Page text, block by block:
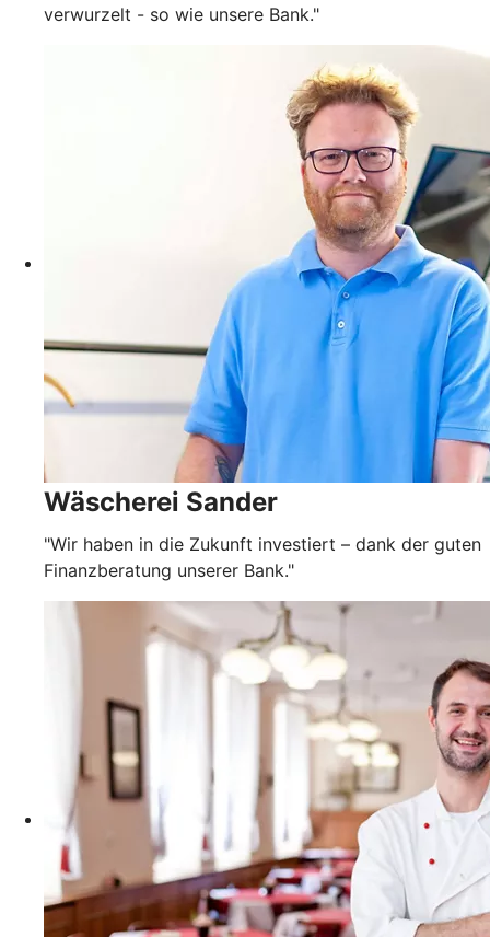
verwurzelt - so wie unsere Bank."
Wäscherei Sander
"Wir haben in die Zukunft investiert – dank der guten
Finanzberatung unserer Bank."